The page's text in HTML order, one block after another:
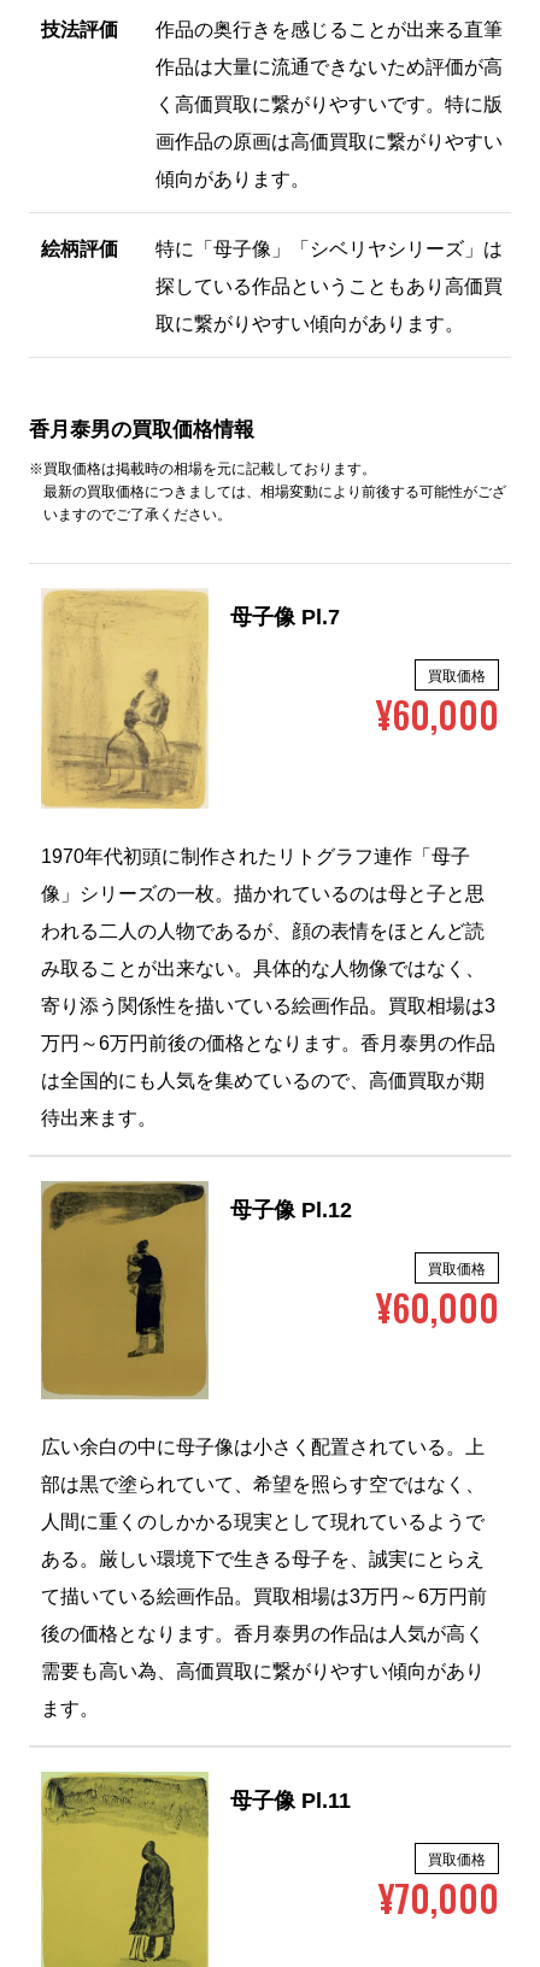
技法評価
作品の奥行きを感じることが出来る直筆
作品は大量に流通できないため評価が高
く高価買取に繋がりやすいです。特に版
画作品の原画は高価買取に繋がりやすい
傾向があります。
絵柄評価
特に「母子像」「シベリヤシリーズ」は
探している作品ということもあり高価買
取に繋がりやすい傾向があります。
香月泰男の買取価格情報
最新の買取価格につきましては、相場変動により前後する可能性がござ
いますのでご了承ください。
母子像 Pl.7
買取価格
¥60,000
1970年代初頭に制作されたリトグラフ連作「母子
われる二人の人物であるが、顔の表情をほとんど読
み取ることが出来ない。具体的な人物像ではなく、
寄り添う関係性を描いている絵画作品。買取相場は3
万円～6万円前後の価格となります。香月泰男の作品
は全国的にも人気を集めているので、高価買取が期
待出来ます。
母子像 Pl.12
買取価格
¥60,000
広い余白の中に母子像は小さく配置されている。上
部は黒で塗られていて、希望を照らす空ではなく、
人間に重くのしかかる現実として現れているようで
ある。厳しい環境下で生きる母子を、誠実にとらえ
て描いている絵画作品。買取相場は3万円～6万円前
後の価格となります。香月泰男の作品は人気が高く
需要も高い為、高価買取に繋がりやすい傾向があり
母子像 Pl.11
買取価格
¥70,000